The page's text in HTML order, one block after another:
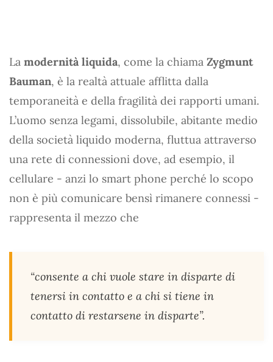
La modernità liquida, come la chiama Zygmunt
Bauman, è la realtà attuale afflitta dalla
temporaneità e della fragilità dei rapporti umani.
L’uomo senza legami, dissolubile, abitante medio
della società liquido moderna, fluttua attraverso
una rete di connessioni dove, ad esempio, il
cellulare - anzi lo smart phone perché lo scopo
non è più comunicare bensì rimanere connessi -
rappresenta il mezzo che
“consente a chi vuole stare in disparte di
tenersi in contatto e a chi si tiene in
contatto di restarsene in disparte”.